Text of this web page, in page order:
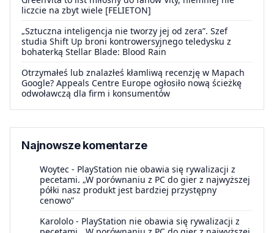
liczcie na zbyt wiele [FELIETON]
„Sztuczna inteligencja nie tworzy jej od zera”. Szef
studia Shift Up broni kontrowersyjnego teledysku z
bohaterką Stellar Blade: Blood Rain
Otrzymałeś lub znalazłeś kłamliwą recenzję w Mapach
Google? Appeals Centre Europe ogłosiło nową ścieżkę
odwoławczą dla firm i konsumentów
Najnowsze komentarze
Woytec - PlayStation nie obawia się rywalizacji z
pecetami. „W porównaniu z PC do gier z najwyższej
półki nasz produkt jest bardziej przystępny
cenowo”
Karololo - PlayStation nie obawia się rywalizacji z